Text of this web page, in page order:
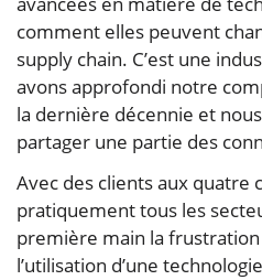
comment elles peuvent
supply chain. C’est une
avons approfondi notre
la dernière décennie et
partager une partie des
Avec des clients aux quatre
pratiquement tous les
première main la
l’utilisation d’une